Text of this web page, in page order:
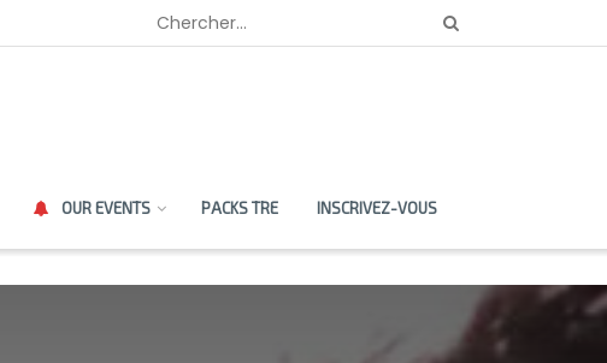
OUR EVENTS PACKS TRE INSCRIVEZ-VOUS